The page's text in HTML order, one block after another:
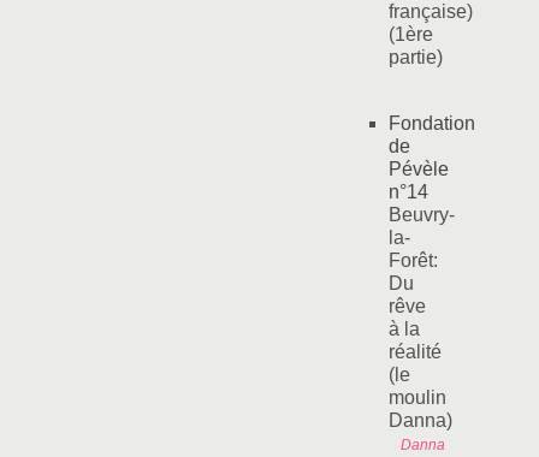
française)
(1ère
partie)
Fondation
de
Pévèle
n°14
Beuvry-
la-
Forêt:
Du
rêve
à la
réalité
(le
moulin
Danna)
Danna